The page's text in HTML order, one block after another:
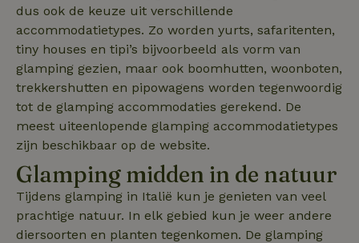
dus ook de keuze uit verschillende
accommodatietypes. Zo worden yurts, safaritenten,
tiny houses en tipi’s bijvoorbeeld als vorm van
glamping gezien, maar ook boomhutten, woonboten,
trekkershutten en pipowagens worden tegenwoordig
tot de glamping accommodaties gerekend. De
meest uiteenlopende glamping accommodatietypes
zijn beschikbaar op de website.
Glamping midden in de natuur
Tijdens glamping in Italië kun je genieten van veel
prachtige natuur. In elk gebied kun je weer andere
diersoorten en planten tegenkomen. De glamping
Aanbieder /
Domein
_ttp .natuurhuisje.nl
2 maanden
4 weken
Deze cookie
en -gedrag op
website te
Deze
wordt gebruikt
te verbeteren
de website te
Aanbieder /
Domein
uid .criteo.com 1 jaar
sqzllocal
Squeezely
.natuurhuisje.nl
1 jaar 1
maand
_nhftconstraint_open-gds-
onboarding
www.natuurhuisje.nl Sessie
_nhft_booking-without-
service-fee
www.natuurhuisje.nl Sessie
tax-search
_nhftconstraint_house-
relevant-facilities
www.natuurhuisje.nl Sessie
_nhft_eu-rental-
regulation
www.natuurhuisje.nl
_nhftconstraint_wizard-
enhancements
www.natuurhuisje.nl Sessie
nh_experiments www.natuurhuisje.nl 1 jaar